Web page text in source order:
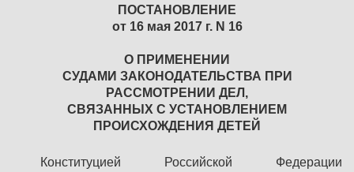
ПОСТАНОВЛЕНИЕ
от 16 мая 2017 г. N 16
О ПРИМЕНЕНИИ
СУДАМИ ЗАКОНОДАТЕЛЬСТВА ПРИ
РАССМОТРЕНИИ ДЕЛ,
СВЯЗАННЫХ С УСТАНОВЛЕНИЕМ
ПРОИСХОЖДЕНИЯ ДЕТЕЙ
Конституцией Российской Федерации